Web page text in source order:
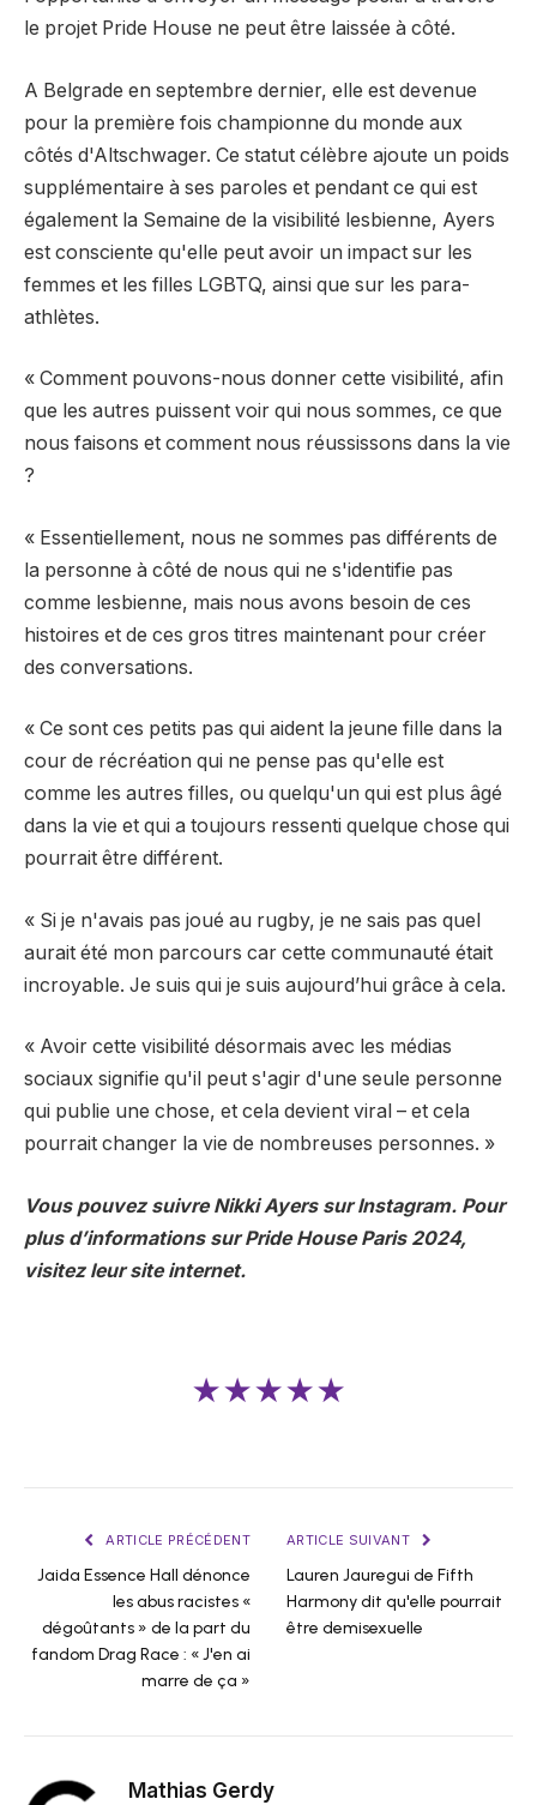
le projet Pride House ne peut être laissée à côté.
A Belgrade en septembre dernier, elle est devenue
pour la première fois championne du monde aux
côtés d'Altschwager. Ce statut célèbre ajoute un poids
supplémentaire à ses paroles et pendant ce qui est
également la Semaine de la visibilité lesbienne, Ayers
est consciente qu'elle peut avoir un impact sur les
femmes et les filles LGBTQ, ainsi que sur les para-
athlètes.
« Comment pouvons-nous donner cette visibilité, afin
que les autres puissent voir qui nous sommes, ce que
nous faisons et comment nous réussissons dans la vie
?
« Essentiellement, nous ne sommes pas différents de
la personne à côté de nous qui ne s'identifie pas
comme lesbienne, mais nous avons besoin de ces
histoires et de ces gros titres maintenant pour créer
des conversations.
« Ce sont ces petits pas qui aident la jeune fille dans la
cour de récréation qui ne pense pas qu'elle est
comme les autres filles, ou quelqu'un qui est plus âgé
dans la vie et qui a toujours ressenti quelque chose qui
pourrait être différent.
« Si je n'avais pas joué au rugby, je ne sais pas quel
aurait été mon parcours car cette communauté était
incroyable. Je suis qui je suis aujourd’hui grâce à cela.
« Avoir cette visibilité désormais avec les médias
sociaux signifie qu'il peut s'agir d'une seule personne
qui publie une chose, et cela devient viral – et cela
pourrait changer la vie de nombreuses personnes. »
Vous pouvez suivre Nikki Ayers sur Instagram. Pour
plus d’informations sur Pride House Paris 2024,
visitez leur site internet.
★★★★★
ARTICLE PRÉCÉDENT
Jaida Essence Hall dénonce
les abus racistes «
dégoûtants » de la part du
fandom Drag Race : « J'en ai
marre de ça »
ARTICLE SUIVANT
Lauren Jauregui de Fifth
Harmony dit qu'elle pourrait
être demisexuelle
Mathias Gerdy